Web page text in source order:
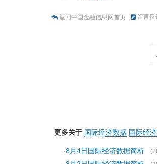
返回中国金融信息网首页 留言反
更多关于 国际经济数据 国际经
·8月4日国际经济数据简析